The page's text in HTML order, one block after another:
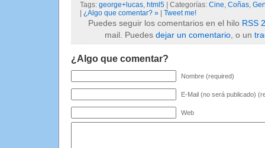
Tags: george+lucas, html5 | Categorías: Cine, Coñas,
¿Algo que comentar? » Tweet me!
Puedes seguir los comentarios en el hilo RSS
mail. Puedes dejar un comentario , o un
¿Algo que comentar?
Nombre (required)
E-Mail (no será publicado)
Web